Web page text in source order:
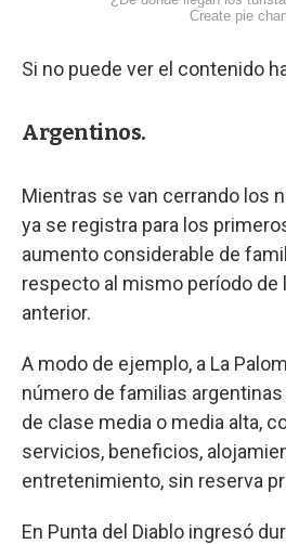
Create pie
Si no puede ver el contenido
Argentinos.
Mientras se van cerrando los
ya se registra para los
aumento considerable de
respecto al mismo período de
anterior.
A modo de ejemplo, a La
número de familias
de clase media o media alta,
servicios, beneficios,
entretenimiento, sin reserva
En Punta del Diablo ingresó